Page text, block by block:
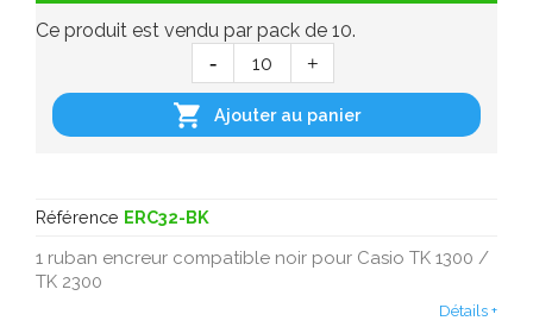
Référence ERC32-BK
1 ruban encreur compatible noir pour Casio TK 1300 /
TK 2300
Détails +
Ce produit est vendu par pack de 10.
 Ajouter au panier